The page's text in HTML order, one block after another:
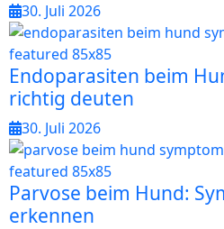
30. Juli 2026
Endoparasiten beim
richtig deuten
30. Juli 2026
Parvose beim Hund:
erkennen